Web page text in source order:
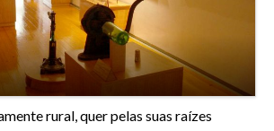
rural, quer pelas suas raízes